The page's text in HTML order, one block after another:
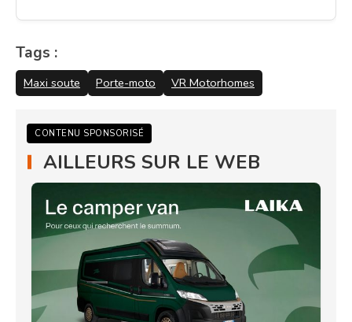
Tags :
Maxi soute Porte-moto VR Motorhomes
CONTENU SPONSORISÉ
AILLEURS SUR LE WEB